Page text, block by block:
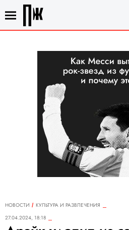
НОВОСТИ
КУЛЬТУРА И РАЗВЛЕЧЕНИЯ
27.04.2024, 18:18